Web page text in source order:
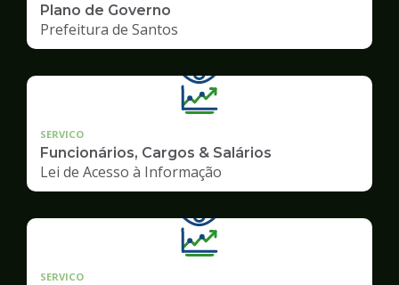
Plano de Governo
Prefeitura de Santos
SERVICO
Funcionários, Cargos & Salários
Lei de Acesso à Informação
SERVICO